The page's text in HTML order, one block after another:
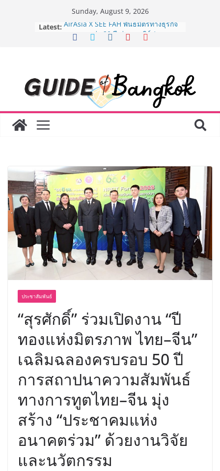
Sunday, August 9, 2026
Latest: AirAsia X SEE FAH พันธมิตรทางธุรกิจ
ยาวนานกว่า 20 ปี ต่อยอดเสิร์ฟความ
“BIO TRADE CONNECT 2026” ยก
ระดับผลิตภัณฑ์ท้องถิ่นสู่ตลาดเชิง
พาณิชย์อย่างยั่งยืน
LORDNINE จัดศึกคนดังสายเกม ไทย
ปะทะ ฟิลิปปินส์ ใน “Rise of the Tenth
ได้เตรียมนักเรียนเพียงเพื่อก้าวเข้าสู่
มหาวิทยาลัยเท่านั้น แต่ยังเตรียมพวก
เขาให้พร้อมเป็นผู้กำหนดอนาคต”
8.8 “ซูเลียน” รวมพลังนักธุรกิจทั่ว
ประเทศ จัดประชุมใหญ่แห่งปี พบ CEO
“ดร.ปิยะวัฒน์” ถ่ายทอดวิสัยทัศน์ธุรกิจ
พร้อมฟรีคอนเสิร์ต “โชค รถแห่” ยกวง
ประชาสัมพันธ์
“สุรศักดิ์” ร่วมเปิดงาน “ปี
ทองแห่งมิตรภาพ ไทย–จีน”
เฉลิมฉลองครบรอบ 50 ปี
การสถาปนาความสัมพันธ์
ทางการทูตไทย–จีน มุ่ง
สร้าง “ประชาคมแห่ง
อนาคตร่วม” ด้วยงานวิจัย
และนวัตกรรม